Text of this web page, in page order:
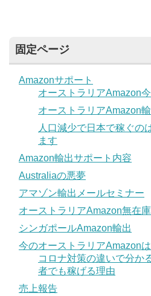
固定ページ
Amazonサポート
オーストラリアAmazon
オーストラリアAmazon
人口減少で日本で稼ぐの
ます
Amazon輸出サポート内容
Australiaの悪夢
アマゾン輸出メールセミナー
オーストラリアAmazon無在
シンガポールAmazon輸出
今のオーストラリアAmazon
コロナ対策の違いで分か
者でも稼げる理由
売上報告